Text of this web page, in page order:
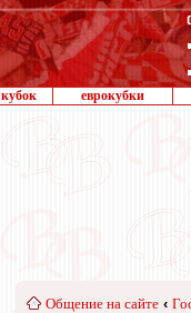
кубок еврокубки
Общение на сайте ‹